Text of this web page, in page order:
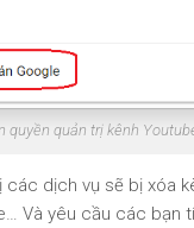
quyền quản trị kênh
các dịch vụ sẽ bị xóa
Và yêu cầu các bạn